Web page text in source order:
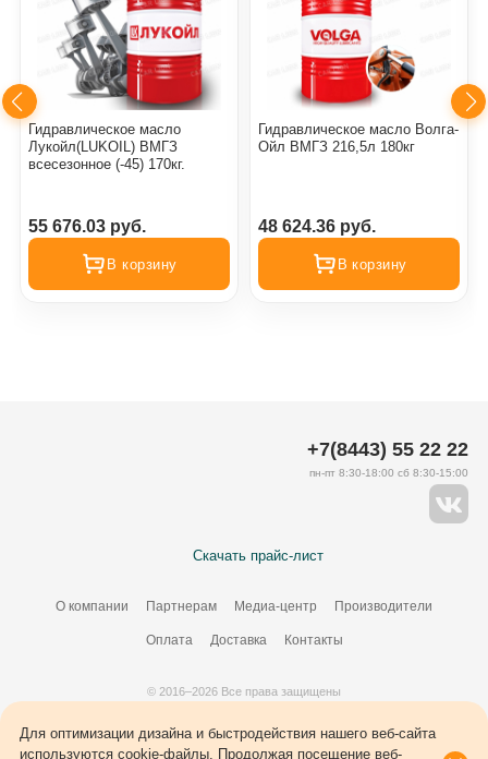
Гидравлическое масло
Лукойл(LUKOIL) ВМГЗ
всесезонное (-45) 170кг.
55 676.03 руб.
В корзину
Гидравлическое масло Волга-
Ойл ВМГЗ 216,5л 180кг
48 624.36 руб.
В корзину
Скачать прайс-лист
О компании Партнерам Медиа-центр Производители
Оплата Доставка Контакты
+7(8443) 55 22 22
пн-пт 8:30-18:00 сб 8:30-15:00
© 2016–2026 Все права защищены
Для оптимизации дизайна и быстродействия нашего веб-сайта
используются cookie-файлы. Продолжая посещение веб-